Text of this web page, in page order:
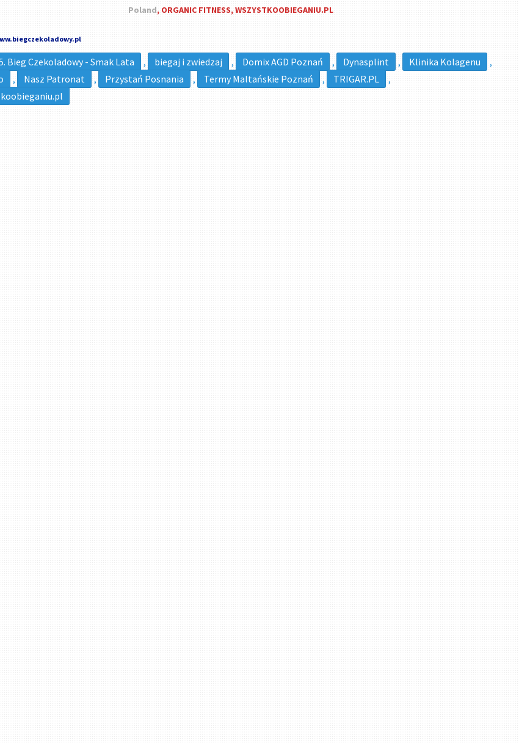
Poland, ORGANIC FITNESS, WSZYSTKOOBIEGANIU.PL
Bieg Czekoladowy - Smak Lata , biegaj i zwiedzaj , Domix AGD Poznań , Dynasplint , Klinika Kolagenu
,
, Nasz Patronat , Przystań Posnania , Termy Maltańskie Poznań , TRIGAR.PL
,